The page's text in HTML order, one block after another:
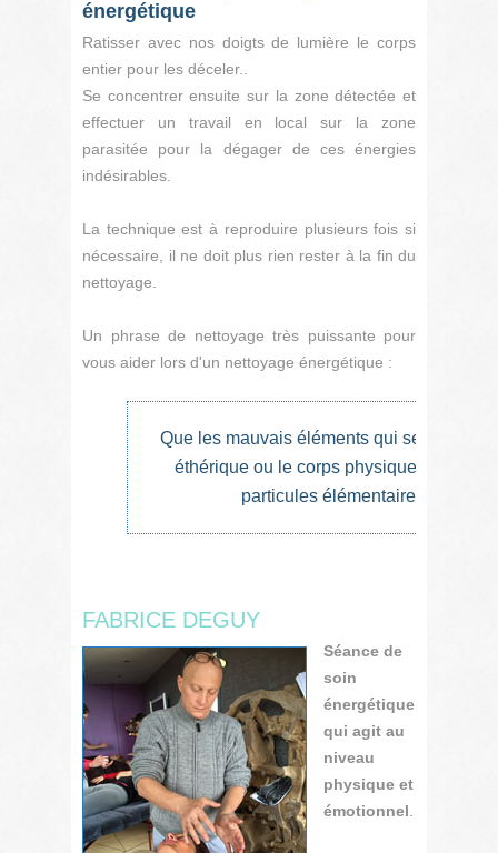
énergétique
Ratisser avec nos doigts de lumière le corps
entier pour les déceler..
Se concentrer ensuite sur la zone détectée et
effectuer un travail en local sur la zone
parasitée pour la dégager de ces énergies
indésirables.
La technique est à reproduire plusieurs fois si
nécessaire, il ne doit plus rien rester à la fin du
nettoyage.
Un phrase de nettoyage très puissante pour
vous aider lors d'un nettoyage énergétique :
Que les mauvais éléments qui se
éthérique ou le corps physique de XXX
particules élémentaires par les
FABRICE DEGUY
Séance de
soin
énergétique
qui agit au
niveau
physique et
émotionnel